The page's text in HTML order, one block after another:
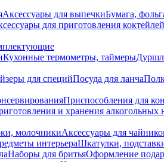
Аксессуары для выпечкиБумага,
для приготовления коктейлей
Кухонные термометры, таймеры
для специйПосуда для ланча
Приспособления для
и хранения алкогольных
молочникиАксессуары для
интерьераШкатулки,
Наборы для бритьяОформление